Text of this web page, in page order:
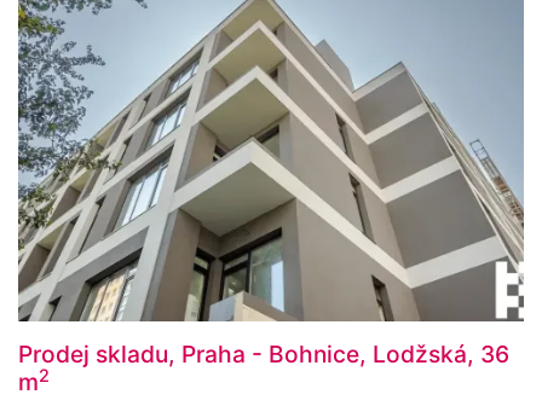
Prodej skladu, Praha - Bohnice, Lodžská, 36
m2